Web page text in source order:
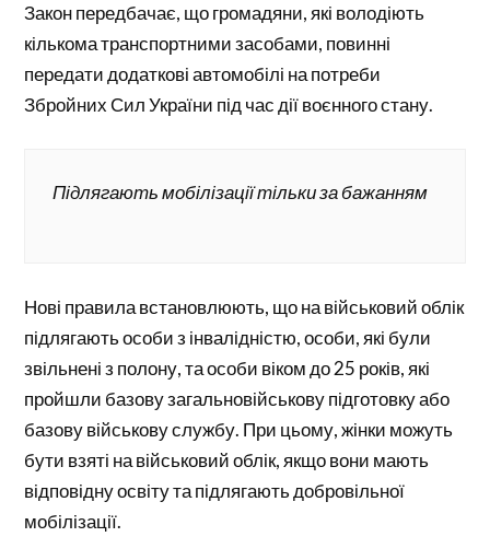
Закон передбачає, що громадяни, які володіють
кількома транспортними засобами, повинні
передати додаткові автомобілі на потреби
Збройних Сил України під час дії воєнного стану.
Підлягають мобілізації тільки за бажанням
Нові правила встановлюють, що на військовий облік
підлягають особи з інвалідністю, особи, які були
звільнені з полону, та особи віком до 25 років, які
пройшли базову загальновійськову підготовку або
базову військову службу. При цьому, жінки можуть
бути взяті на військовий облік, якщо вони мають
відповідну освіту та підлягають добровільної
мобілізації.